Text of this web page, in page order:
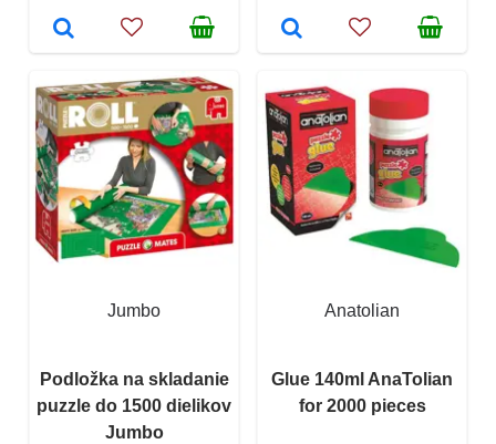
Jumbo
Podložka na skladanie
puzzle do 1500 dielikov
Jumbo
Anatolian
Glue 140ml AnaTolian
for 2000 pieces